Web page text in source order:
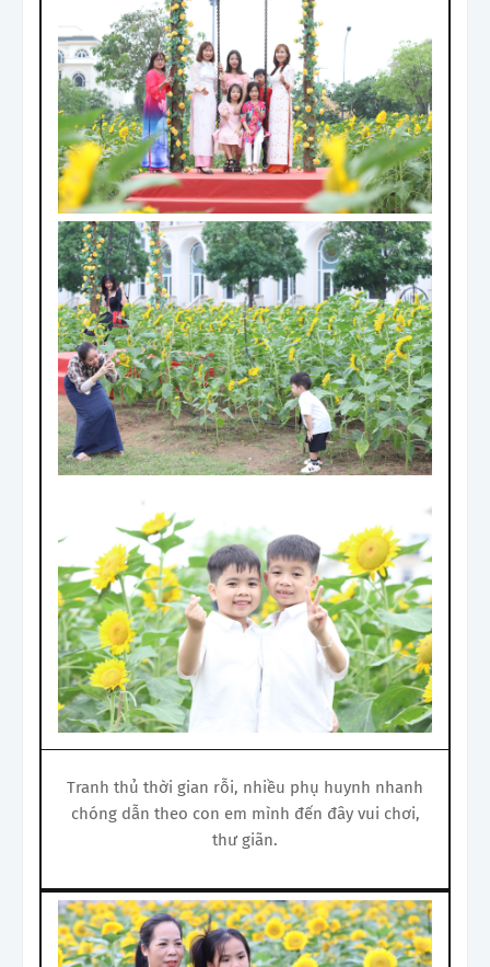
Tranh thủ thời gian rỗi, nhiều phụ huynh nhanh
chóng dẫn theo con em mình đến đây vui chơi,
thư giãn.